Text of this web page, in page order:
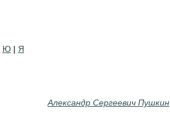
Ю | Я
Александр Сергеевич Пушкин